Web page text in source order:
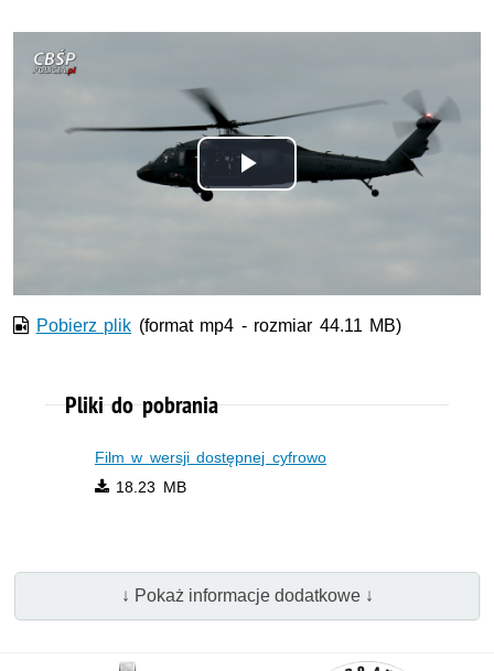
Odtwórz
Pobierz plik (format mp4 - rozmiar 44.11 MB)
Pliki do pobrania
Film w wersji dostępnej cyfrowo
18.23 MB
↓ Pokaż informacje dodatkowe ↓